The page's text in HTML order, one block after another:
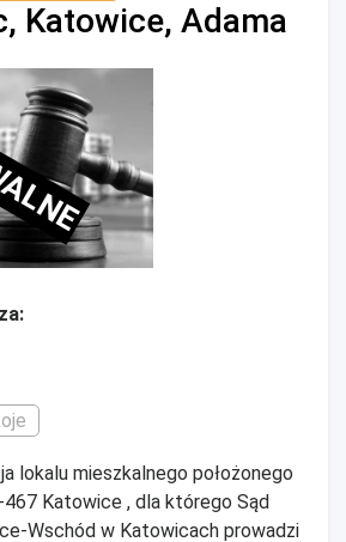
Katowice, Adama
lokalu mieszkalnego położonego
467 Katowice , dla którego Sąd
Wschód w Katowicach prowadzi